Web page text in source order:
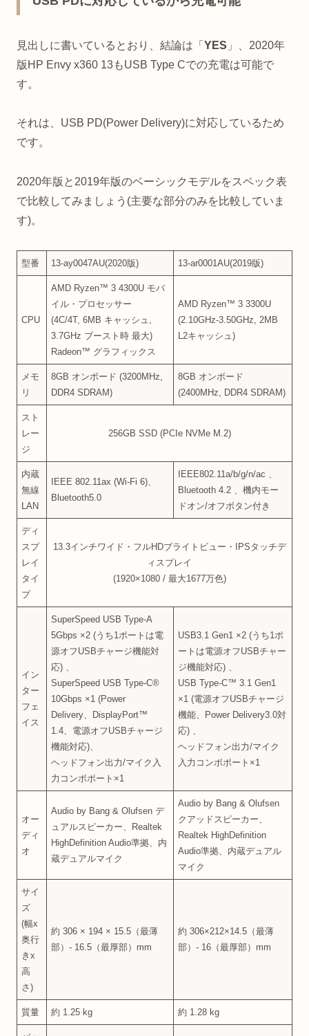
見出しに書いているとおり、結論は「 YES 」、2020年
版HP Envy x360 13もUSB Type Cでの充電は可能で
す。
それは、USB PD(Power Delivery)に対応しているため
です。
2020年版と2019年版のベーシックモデルをスペック表
で比較してみましょう(主要な部分のみを比較していま
す)。
型番 13-ay0047AU(2020版) 13-ar0001AU(2019版)
CPU
AMD Ryzen™ 3 4300U モバ
イル・プロセッサー
(4C/4T, 6MB キャッシュ,
3.7GHz ブースト時 最大)
Radeon™ グラフィックス
AMD Ryzen™ 3 3300U
(2.10GHz-3.50GHz, 2MB
L2キャッシュ)
メモ
リ
8GB オンボード (3200MHz,
DDR4 SDRAM)
8GB オンボード
(2400MHz, DDR4 SDRAM)
スト
レー
ジ
256GB SSD (PCIe NVMe M.2)
内蔵
無線
LAN
IEEE 802.11ax (Wi-Fi 6)、
Bluetooth5.0
IEEE802.11a/b/g/n/ac 、
Bluetooth 4.2 、機内モー
ドオン/オフボタン付き
ディ
スプ
レイ
タイ
プ
13.3インチワイド・フルHDブライトビュー・IPSタッチデ
ィスプレイ
(1920×1080 / 最大1677万色)
イン
ター
フェ
イス
SuperSpeed USB Type-A
5Gbps ×2 (うち1ポートは電
源オフUSBチャージ機能対
応) 、
SuperSpeed USB Type-C®
10Gbps ×1 (Power
Delivery、DisplayPort™
1.4、電源オフUSBチャージ
機能対応)、
ヘッドフォン出力/マイク入
力コンボポート×1
USB3.1 Gen1 ×2 (うち1ポ
ートは電源オフUSBチャー
ジ機能対応) 、
USB Type-C™ 3.1 Gen1
×1 (電源オフUSBチャージ
機能、Power Delivery3.0対
応) 、
ヘッドフォン出力/マイク
入力コンボポート×1
オー
ディ
オ
Audio by Bang & Olufsen デ
ュアルスピーカー、Realtek
HighDefinition Audio準拠、内
蔵デュアルマイク
Audio by Bang & Olufsen
クアッドスピーカー、
Realtek HighDefinition
Audio準拠、内蔵デュアル
マイク
サイ
ズ
(幅x
奥行
きx
高
さ)
約 306 × 194 × 15.5（最薄
部）- 16.5（最厚部）mm
約 306×212×14.5（最薄
部）- 16（最厚部）mm
質量 約 1.25 kg 約 1.28 kg